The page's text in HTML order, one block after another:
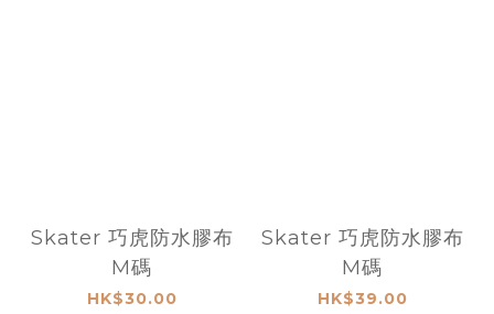
Skater 巧虎防水膠布
M碼
HK$30.00
Skater 巧虎防水膠布
M碼
HK$39.00